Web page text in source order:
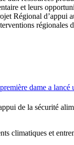
et leurs
Régional d’appui
dame a lancé
de la sécurité
climatiques et